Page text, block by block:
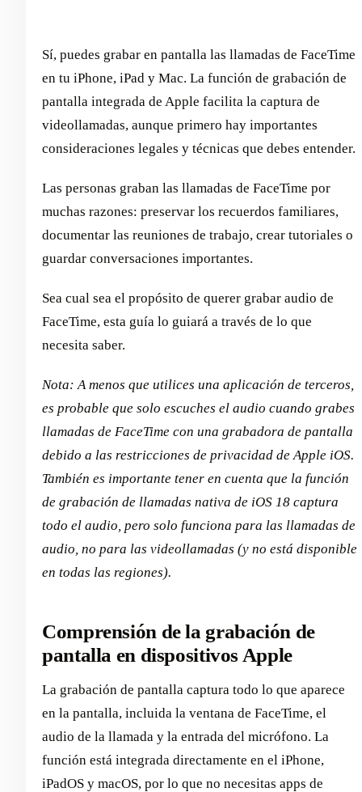
Sí, puedes grabar en pantalla las llamadas de FaceTime
en tu iPhone, iPad y Mac. La función de grabación de
pantalla integrada de Apple facilita la captura de
videollamadas, aunque primero hay importantes
consideraciones legales y técnicas que debes entender.
Las personas graban las llamadas de FaceTime por
muchas razones: preservar los recuerdos familiares,
documentar las reuniones de trabajo, crear tutoriales o
guardar conversaciones importantes.
Sea cual sea el propósito de querer grabar audio de
FaceTime, esta guía lo guiará a través de lo que
necesita saber.
Nota: A menos que utilices una aplicación de terceros,
es probable que solo escuches el audio cuando grabes
llamadas de FaceTime con una grabadora de pantalla
debido a las restricciones de privacidad de Apple iOS.
También es importante tener en cuenta que la función
de grabación de llamadas nativa de iOS 18 captura
todo el audio, pero solo funciona para las llamadas de
audio, no para las videollamadas (y no está disponible
en todas las regiones).
Comprensión de la grabación de
pantalla en dispositivos Apple
La grabación de pantalla captura todo lo que aparece
en la pantalla, incluida la ventana de FaceTime, el
audio de la llamada y la entrada del micrófono. La
función está integrada directamente en el iPhone,
iPadOS y macOS, por lo que no necesitas apps de